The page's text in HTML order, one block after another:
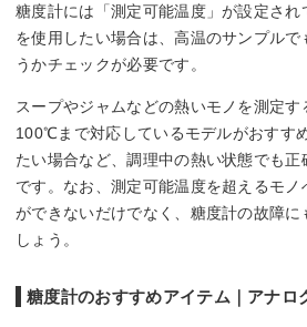
糖度計には「測定可能温度」が設定さ
を使用したい場合は、高温のサンプル
うかチェックが必要です。
スープやジャムなどの熱いモノを測定
100℃まで対応しているモデルがおすす
たい場合など、調理中の熱い状態でも正
です。なお、測定可能温度を超えるモ
ができないだけでなく、糖度計の故障に
しょう。
糖度計のおすすめアイテム｜アナロ